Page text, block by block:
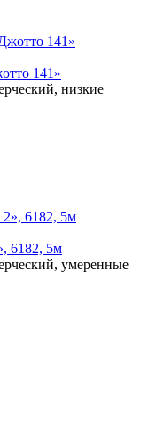
141»
низкие
6182, 5м
умеренные